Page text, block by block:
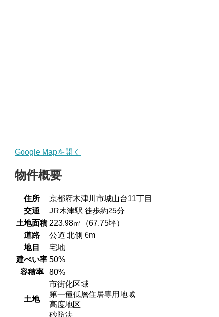
Google Mapを開く
物件概要
住所
京都府木津川市城山台11丁目
交通
JR木津駅 徒歩約25分
土地面積 223.98㎡（67.75坪）
道路
公道 北側 6m
地目
宅地
建ぺい率 50%
容積率
80%
土地
市街化区域
第一種低層住居専用地域
高度地区
砂防法